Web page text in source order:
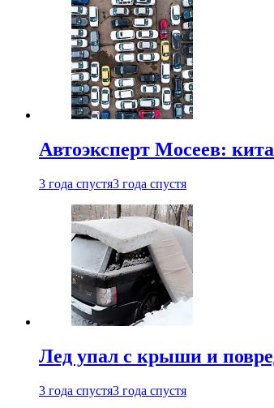
Автоэксперт Мосеев:
3 года спустя3 года спустя
Лед упал с крыши и
3 года спустя3 года спустя